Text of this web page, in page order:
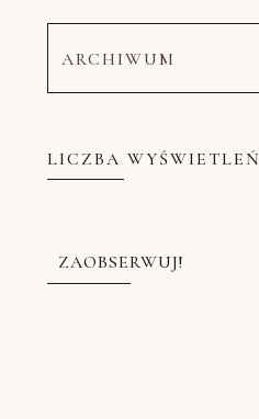
ARCHIWUM
LICZBA WYŚWIETLEŃ
ZAOBSERWUJ!